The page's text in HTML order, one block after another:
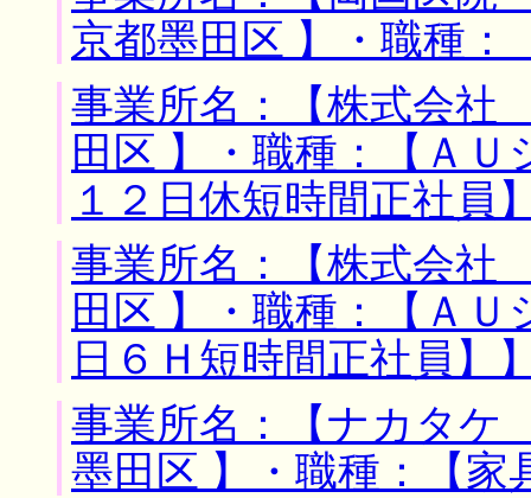
京都墨田区 】・職種：
事業所名：【株式会
田区 】・職種：【Ａ
１２日休短時間正社員
事業所名：【株式会
田区 】・職種：【Ａ
日６Ｈ短時間正社員】
事業所名：【ナカタ
墨田区 】・職種：【家